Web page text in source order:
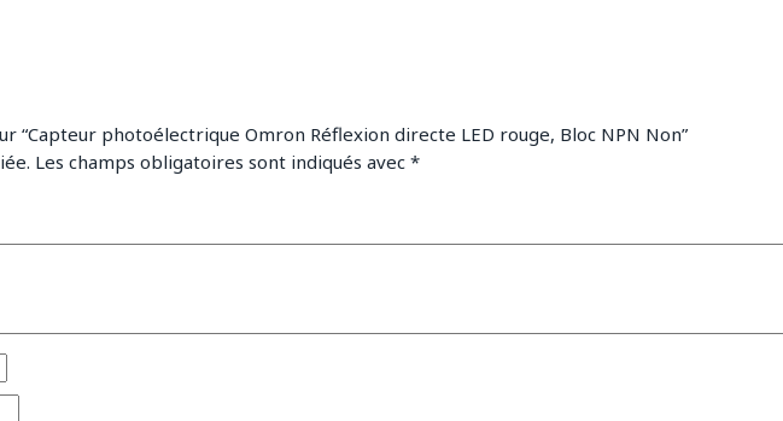
“Capteur photoélectrique Omron Réflexion directe LED rouge, Bloc NPN Non”
Les champs obligatoires sont indiqués avec *